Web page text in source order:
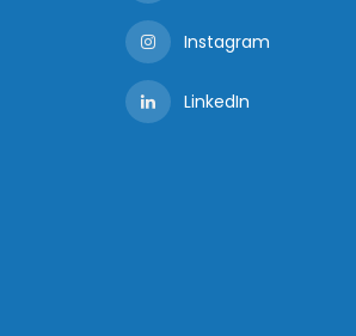
Instagram
LinkedIn